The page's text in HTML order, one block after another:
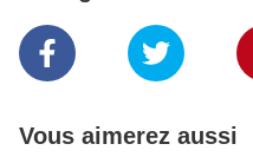
Vous aimerez aussi